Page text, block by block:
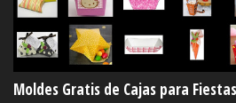
Moldes Gratis de Cajas para